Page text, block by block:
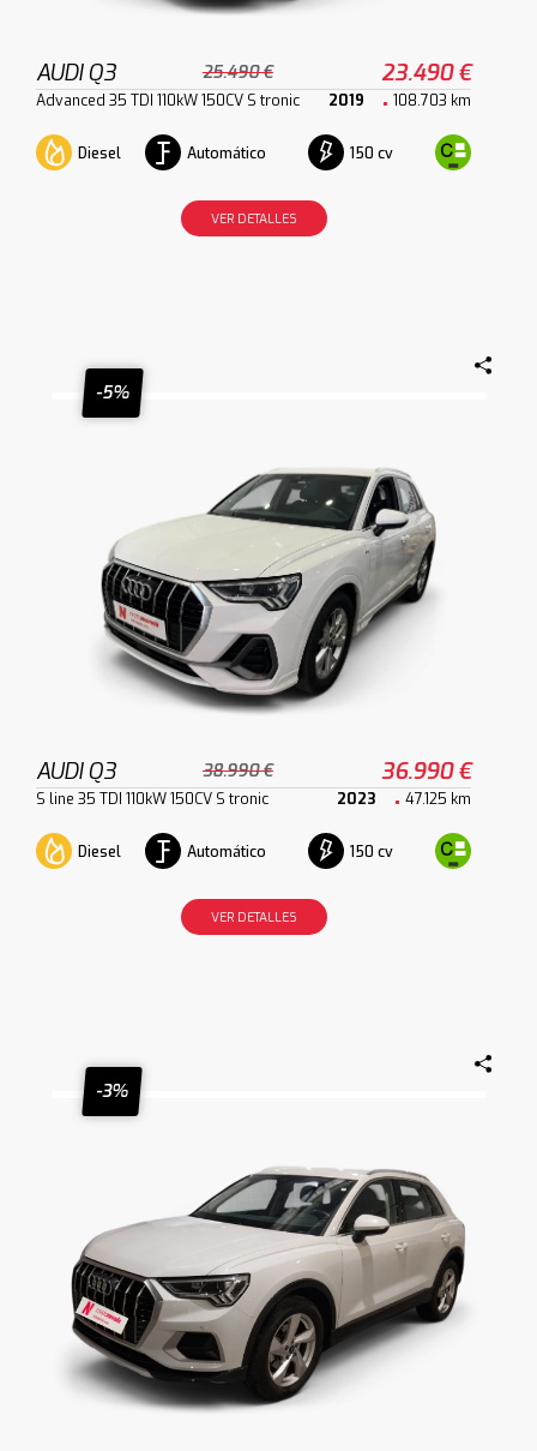
AUDI Q3 25.490 € 23.490 €
Advanced 35 TDI 110kW 150CV S tronic 2019 108.703 km
Diesel Automático 150 cv
VER DETALLES
-5%
AUDI Q3 38.990 € 36.990 €
S line 35 TDI 110kW 150CV S tronic 2023 47.125 km
Diesel Automático 150 cv
VER DETALLES
-3%